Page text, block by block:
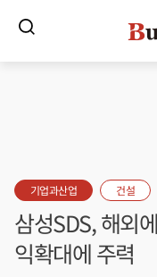
기업과산업 건설
삼성SDS, 해외
익확대에 주력